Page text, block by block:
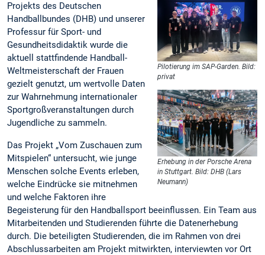
Pilotierung im SAP-Garden. Bild:
privat
Erhebung in der Porsche Arena
in Stuttgart. Bild: DHB (Lars
Neumann)
Projekts des Deutschen
Handballbundes (DHB) und unserer
Professur für Sport- und
Gesundheitsdidaktik wurde die
aktuell stattfindende Handball-
Weltmeisterschaft der Frauen
gezielt genutzt, um wertvolle Daten
zur Wahrnehmung internationaler
Sportgroßveranstaltungen durch
Jugendliche zu sammeln.
Das Projekt „Vom Zuschauen zum
Mitspielen“ untersucht, wie junge
Menschen solche Events erleben,
welche Eindrücke sie mitnehmen
und welche Faktoren ihre
Begeisterung für den Handballsport beeinflussen. Ein Team aus
Mitarbeitenden und Studierenden führte die Datenerhebung
durch. Die beteiligten Studierenden, die im Rahmen von drei
Abschlussarbeiten am Projekt mitwirkten, interviewten vor Ort